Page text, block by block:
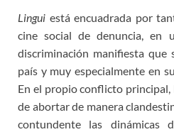
Lingui está encuadrada por
cine social de denuncia, en
discriminación manifiesta que
país y muy especialmente en
En el propio conflicto principal,
de abortar de manera
contundente las dinámicas